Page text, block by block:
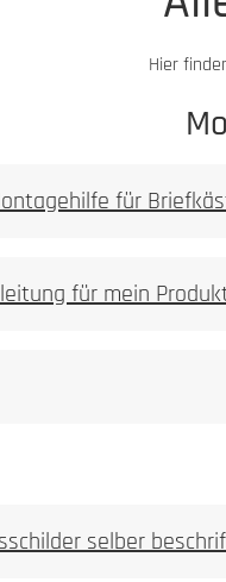
Hier
für
für mein
selber